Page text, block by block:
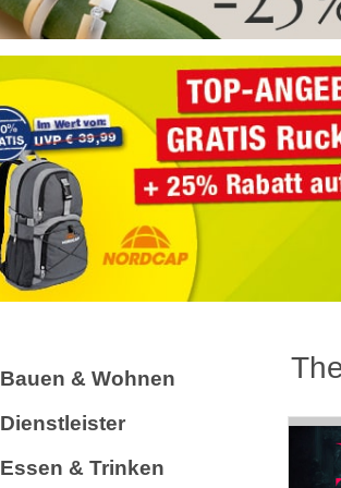
Bauen & Wohnen
Dienstleister
Essen & Trinken